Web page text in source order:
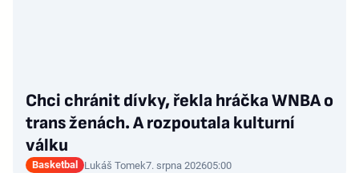
Chci chránit dívky, řekla hráčka WNBA o
trans ženách. A rozpoutala kulturní
válku
Basketbal Lukáš Tomek7. srpna 202605:00